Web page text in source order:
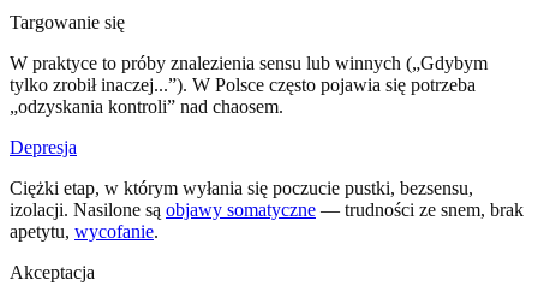
Targowanie się
W praktyce to próby znalezienia sensu lub winnych („Gdybym
tylko zrobił inaczej...”). W Polsce często pojawia się potrzeba
„odzyskania kontroli” nad chaosem.
Depresja
Ciężki etap, w którym wyłania się poczucie pustki, bezsensu,
izolacji. Nasilone są objawy somatyczne — trudności ze snem, brak
apetytu, wycofanie.
Akceptacja